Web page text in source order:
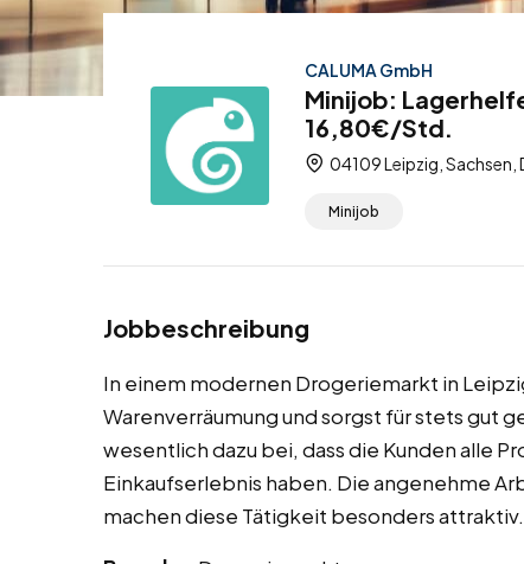
CALUMA GmbH
Minijob:
16,80€/Std.
04109 Leipzig, Sachsen,
Minijob
Jobbeschreibung
In einem modernen Drogeriemarkt in
Warenverräumung und sorgst für stets gut
wesentlich dazu bei, dass die Kunden alle
Einkaufserlebnis haben. Die angenehme
machen diese Tätigkeit besonders attraktiv.